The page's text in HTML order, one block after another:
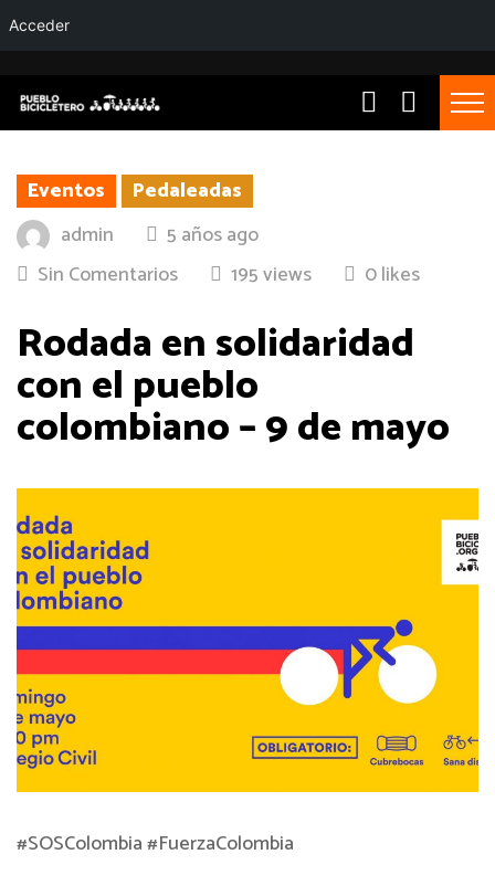
Eventos
Pedaleadas
admin
5 años ago
Sin Comentarios
195 views 0 likes
Rodada en solidaridad
con el pueblo
colombiano – 9 de mayo
#SOSColombia #FuerzaColombia
Acceder